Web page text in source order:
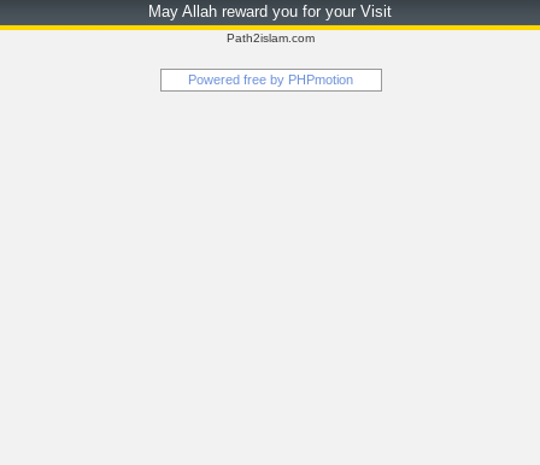
May Allah reward you for your Visit
Path2islam.com
Powered free by PHPmotion